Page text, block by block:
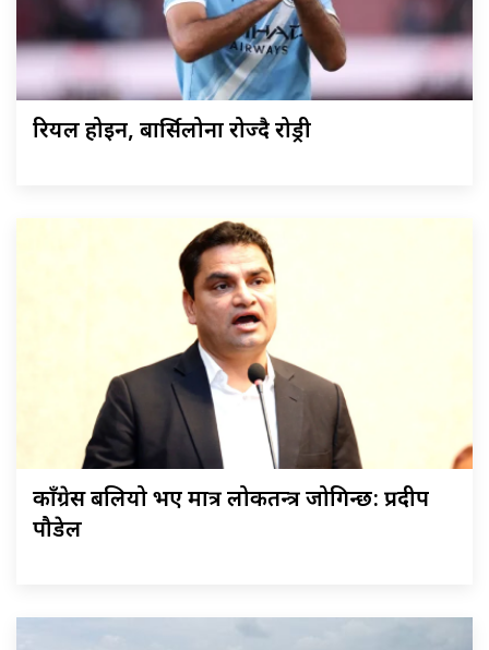
रियल होइन, बार्सिलोना रोज्दै रोड्री
काँग्रेस बलियो भए मात्र लोकतन्त्र जोगिन्छ: प्रदीप
पौडेल